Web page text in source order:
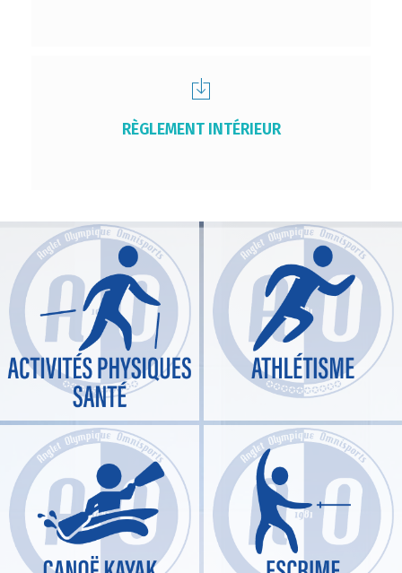
RÈGLEMENT INTÉRIEUR